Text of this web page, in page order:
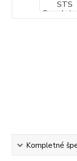
Kompletné